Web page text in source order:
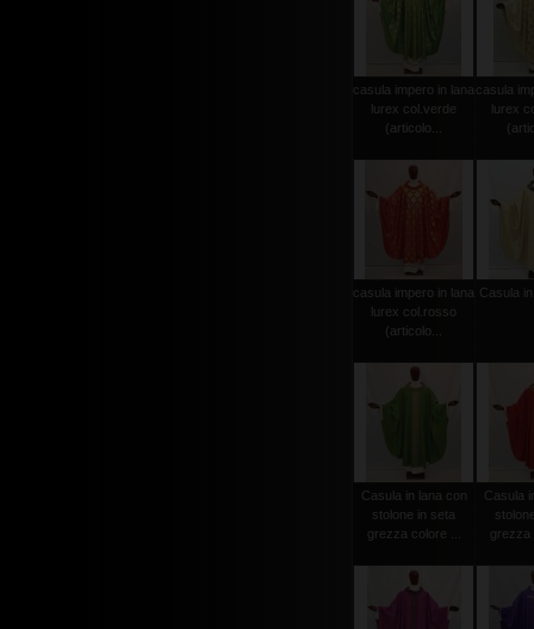
casula impero in lana
lurex col.verde
(articolo...
casula
lurex
casula impero in lana
lurex col.rosso
(articolo...
Casula
Casula in lana con
stolone in seta
grezza colore ...
Casula